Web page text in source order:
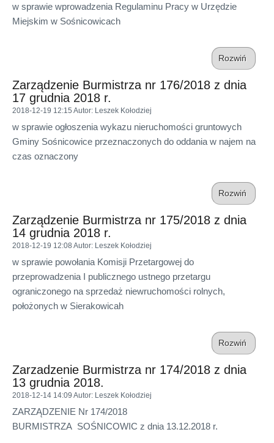
w sprawie wprowadzenia Regulaminu Pracy w Urzędzie
Miejskim w Sośnicowicach
Rozwiń
Zarządzenie Burmistrza nr 176/2018 z dnia
17 grudnia 2018 r.
2018-12-19 12:15 Autor: Leszek Kołodziej
w sprawie ogłoszenia wykazu nieruchomości gruntowych
Gminy Sośnicowice przeznaczonych do oddania w najem na
czas oznaczony
Rozwiń
Zarządzenie Burmistrza nr 175/2018 z dnia
14 grudnia 2018 r.
2018-12-19 12:08 Autor: Leszek Kołodziej
w sprawie powołania Komisji Przetargowej do
przeprowadzenia I publicznego ustnego przetargu
ograniczonego na sprzedaż niewruchomości rolnych,
położonych w Sierakowicah
Rozwiń
Zarzadzenie Burmistrza nr 174/2018 z dnia
13 grudnia 2018.
2018-12-14 14:09 Autor: Leszek Kołodziej
ZARZĄDZENIE Nr 174/2018
BURMISTRZA SOŚNICOWIC z dnia 13.12.2018 r.